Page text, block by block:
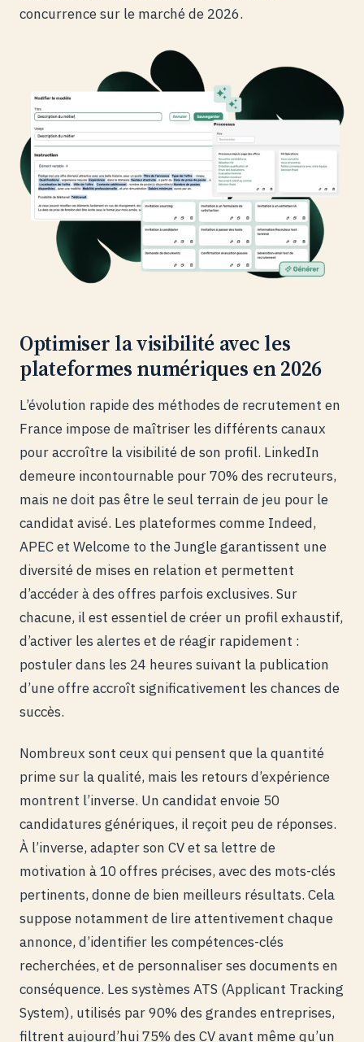
concurrence sur le marché de 2026.
Optimiser la visibilité avec les
plateformes numériques en 2026
L’évolution rapide des méthodes de recrutement en
France impose de maîtriser les différents canaux
pour accroître la visibilité de son profil. LinkedIn
demeure incontournable pour 70% des recruteurs,
mais ne doit pas être le seul terrain de jeu pour le
candidat avisé. Les plateformes comme Indeed,
APEC et Welcome to the Jungle garantissent une
diversité de mises en relation et permettent
d’accéder à des offres parfois exclusives. Sur
chacune, il est essentiel de créer un profil exhaustif,
d’activer les alertes et de réagir rapidement :
postuler dans les 24 heures suivant la publication
d’une offre accroît significativement les chances de
succès.
Nombreux sont ceux qui pensent que la quantité
prime sur la qualité, mais les retours d’expérience
montrent l’inverse. Un candidat envoie 50
candidatures génériques, il reçoit peu de réponses.
À l’inverse, adapter son CV et sa lettre de
motivation à 10 offres précises, avec des mots-clés
pertinents, donne de bien meilleurs résultats. Cela
suppose notamment de lire attentivement chaque
annonce, d’identifier les compétences-clés
recherchées, et de personnaliser ses documents en
conséquence. Les systèmes ATS (Applicant Tracking
System), utilisés par 90% des grandes entreprises,
filtrent aujourd’hui 75% des CV avant même qu’un